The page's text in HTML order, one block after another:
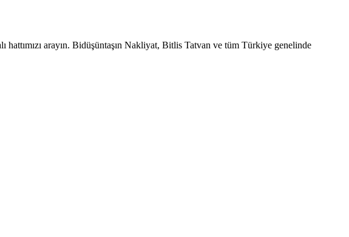
arayın. Bidüşüntaşın Nakliyat, Bitlis Tatvan ve tüm Türkiye genelinde